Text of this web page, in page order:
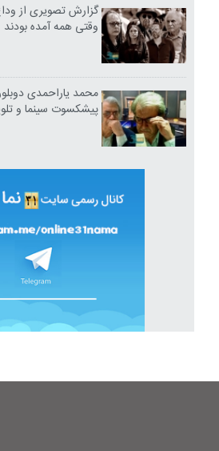
گزارش تصویری از
وقتی همه آمده بودند
محمد یاراحمدی
پیشکسوت سینما و